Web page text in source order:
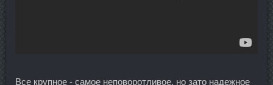
Все крупное - самое неповоротливое, но зато надежное